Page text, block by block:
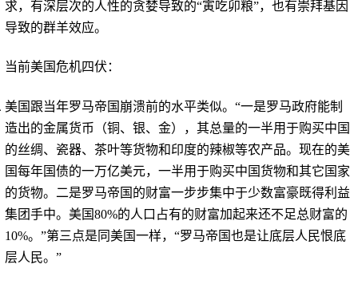
求，有深层次的人性的贪婪导致的“寅吃卯粮”，也有崇拜基因
导致的群羊效应。
当前美国危机四伏：
美国跟当年罗马帝国崩溃前的水平类似。“一是罗马政府能制
造出的金属货币（铜、银、金），其总量的一半用于购买中国
的丝绸、瓷器、茶叶等货物和印度的辣椒等农产品。现在的美
国每年国债的一万亿美元，一半用于购买中国货物和其它国家
的货物。二是罗马帝国的财富一步步集中于少数富豪既得利益
集团手中。美国80%的人口占有的财富加起来还不足总财富的
10%。”第三点是同美国一样，“罗马帝国也是让底层人民恨底
层人民。”